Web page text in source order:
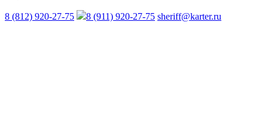
8 (812) 920-27-75 8 (911) 920-27-75 sheriff@karter.ru